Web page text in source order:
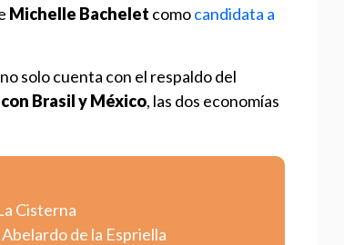
Michelle Bachelet comocandidata a
solo cuenta con el respaldo del
Brasil y México, las dos economías
Cisterna
de la Espriella